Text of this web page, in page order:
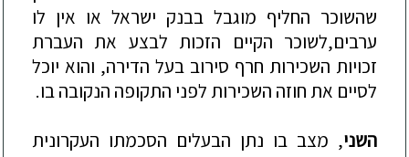
שהשוכר החליף מוגבל בבנק ישראל או אין לו
ערבים,לשוכר הקיים הזכות לבצע את העברת
זכויות השכירות חרף סירוב בעל הדירה, והוא יוכל
לסיים את חוזה השכירות לפני התקופה הנקובה בו.
השני, מצב בו נתן הבעלים הסכמתו העקרונית